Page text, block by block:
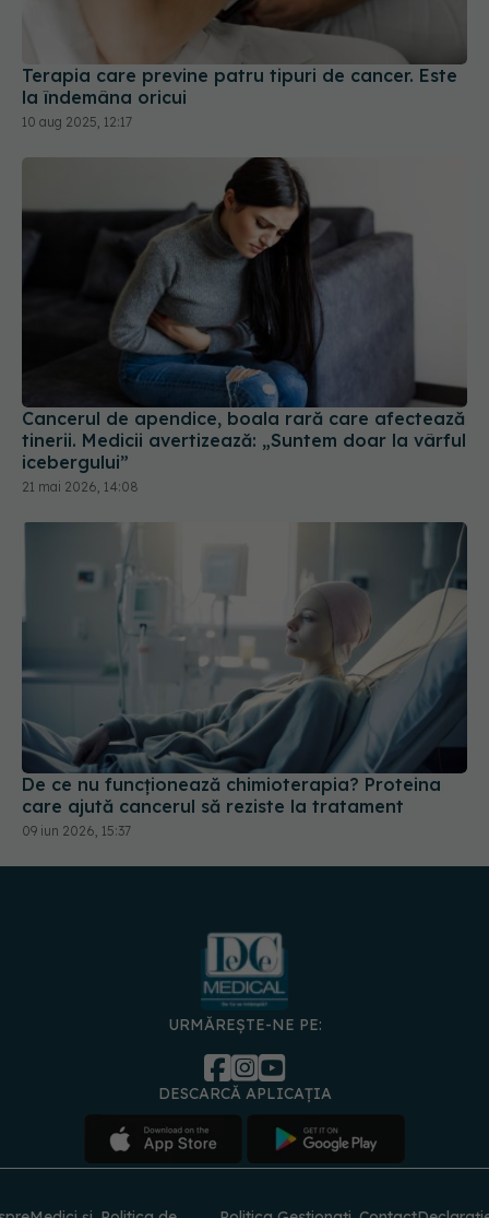
Terapia care previne patru tipuri de cancer. Este
la îndemâna oricui
10 aug 2025, 12:17
Cancerul de apendice, boala rară care afectează
tinerii. Medicii avertizează: „Suntem doar la vârful
icebergului”
21 mai 2026, 14:08
De ce nu funcționează chimioterapia? Proteina
care ajută cancerul să reziste la tratament
09 iun 2026, 15:37
URMĂREȘTE-NE PE:
DESCARCĂ APLICAȚIA